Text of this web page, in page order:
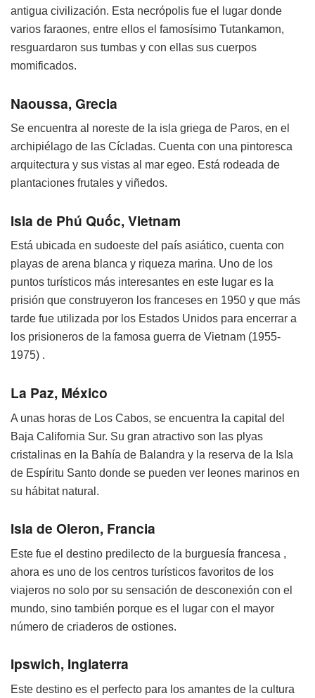
antigua civilización. Esta necrópolis fue el lugar donde
varios faraones, entre ellos el famosísimo Tutankamon,
resguardaron sus tumbas y con ellas sus cuerpos
momificados.
Naoussa, Grecia
Se encuentra al noreste de la isla griega de Paros, en el
archipiélago de las Cícladas. Cuenta con una pintoresca
arquitectura y sus vistas al mar egeo. Está rodeada de
plantaciones frutales y viñedos.
Isla de Phú Quốc, Vietnam
Está ubicada en sudoeste del país asiático, cuenta con
playas de arena blanca y riqueza marina. Uno de los
puntos turísticos más interesantes en este lugar es la
prisión que construyeron los franceses en 1950 y que más
tarde fue utilizada por los Estados Unidos para encerrar a
los prisioneros de la famosa guerra de Vietnam (1955-
1975) .
La Paz, México
A unas horas de Los Cabos, se encuentra la capital del
Baja California Sur. Su gran atractivo son las plyas
cristalinas en la Bahía de Balandra y la reserva de la Isla
de Espíritu Santo donde se pueden ver leones marinos en
su hábitat natural.
Isla de Oleron, Francia
Este fue el destino predilecto de la burguesía francesa ,
ahora es uno de los centros turísticos favoritos de los
viajeros no solo por su sensación de desconexión con el
mundo, sino también porque es el lugar con el mayor
número de criaderos de ostiones.
Ipswich, Inglaterra
Este destino es el perfecto para los amantes de la cultura